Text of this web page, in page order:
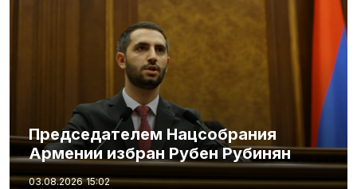
Председателем Нацсобрания
Армении избран Рубен Рубинян
03.08.2026 15:02